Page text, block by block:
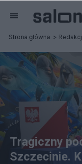
Strona główna
Tragiczny
Szczecinie.